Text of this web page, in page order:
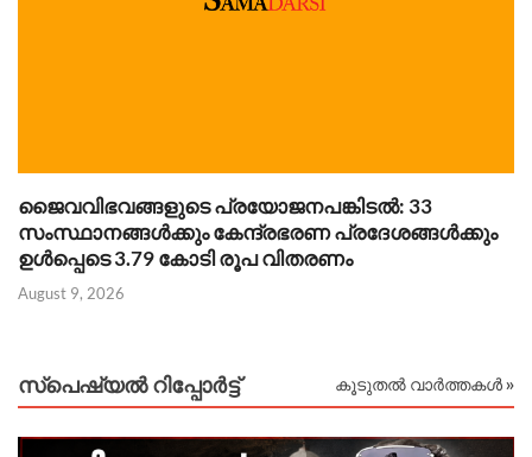
ജൈവവിഭവങ്ങളുടെ പ്രയോജനപങ്കിടൽ: 33
സംസ്ഥാനങ്ങൾക്കും കേന്ദ്രഭരണ പ്രദേശങ്ങൾക്കും
ഉൾപ്പെടെ 3.79 കോടി രൂപ വിതരണം
August 9, 2026
സ്പെഷ്യൽ റിപ്പോര്‍ട്ട് കൂടുതൽ വാർത്തകൾ »